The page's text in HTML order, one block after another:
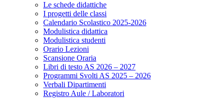
Le schede didattiche
I progetti delle classi
Calendario Scolastico 2025-2026
Modulistica didattica
Modulistica studenti
Orario Lezioni
Scansione Oraria
Libri di testo AS 2026 – 2027
Programmi Svolti AS 2025 – 2026
Verbali Dipartimenti
Registro Aule / Laboratori